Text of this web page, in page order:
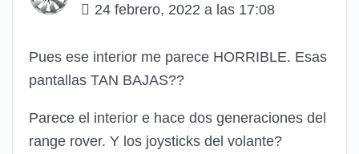
24 febrero, 2022 a las 17:08
Pues ese interior me parece HORRIBLE. Esas
pantallas TAN BAJAS??
Parece el interior e hace dos generaciones del
range rover. Y los joysticks del volante?